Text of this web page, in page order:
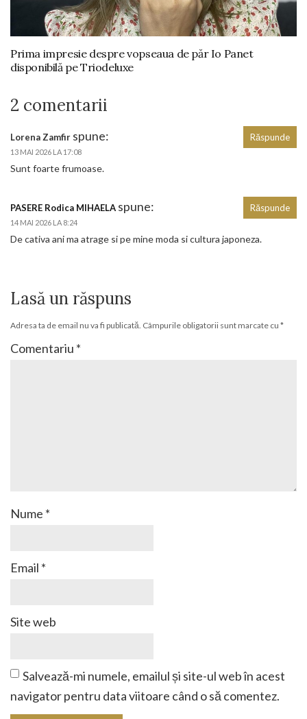
Prima impresie despre vopseaua de păr Io Panet
disponibilă pe Triodeluxe
2 comentarii
Lorena Zamfir spune:
13 MAI 2026 LA 17:08
Sunt foarte frumoase.
Răspunde
PASERE Rodica MIHAELA spune:
14 MAI 2026 LA 8:24
De cativa ani ma atrage si pe mine moda si cultura japoneza.
Răspunde
Lasă un răspuns
Adresa ta de email nu va fi publicată. Câmpurile obligatorii sunt marcate cu *
Comentariu *
Nume *
Email *
Site web
Salvează-mi numele, emailul și site-ul web în acest
navigator pentru data viitoare când o să comentez.